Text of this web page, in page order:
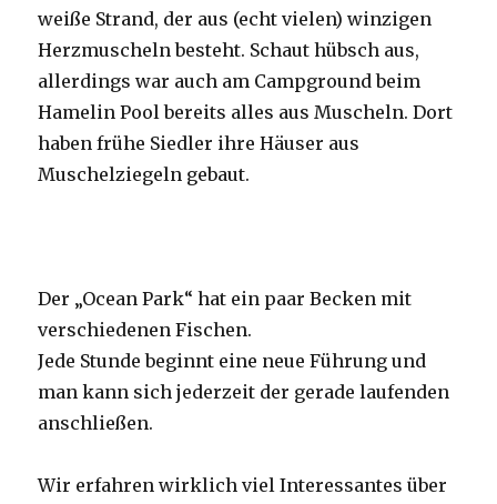
weiße Strand, der aus (echt vielen) winzigen
Herzmuscheln besteht. Schaut hübsch aus,
allerdings war auch am Campground beim
Hamelin Pool bereits alles aus Muscheln. Dort
haben frühe Siedler ihre Häuser aus
Muschelziegeln gebaut.
Der „Ocean Park“ hat ein paar Becken mit
verschiedenen Fischen.
Jede Stunde beginnt eine neue Führung und
man kann sich jederzeit der gerade laufenden
anschließen.
Wir erfahren wirklich viel Interessantes über